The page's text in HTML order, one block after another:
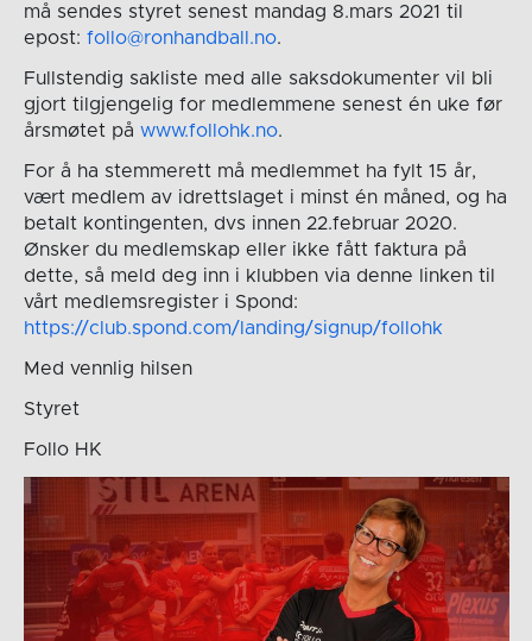
må sendes styret senest mandag 8.mars 2021 til
epost: follo@ronhandball.no.
Fullstendig sakliste med alle saksdokumenter vil bli
gjort tilgjengelig for medlemmene senest én uke før
årsmøtet på www.follohk.no.
For å ha stemmerett må medlemmet ha fylt 15 år,
vært medlem av idrettslaget i minst én måned, og ha
betalt kontingenten, dvs innen 22.februar 2020.
Ønsker du medlemskap eller ikke fått faktura på
dette, så meld deg inn i klubben via denne linken til
vårt medlemsregister i Spond:
https://club.spond.com/landing/signup/follohk
Med vennlig hilsen
Styret
Follo HK